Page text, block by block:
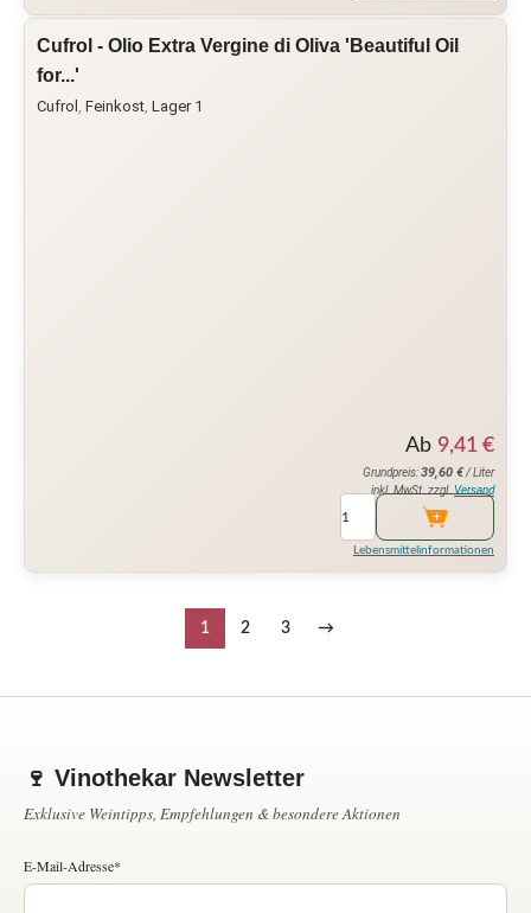
Cufrol - Olio Extra Vergine di Oliva 'Beautiful Oil
for...'
Cufrol , Feinkost, Lager 1
Ab 9,41 €
Grundpreis:39,60 €/ Liter
inkl. MwSt. zzgl. Versand
Lebensmittelinformationen
1 2 3 →
🍷 Vinothekar Newsletter
Exklusive Weintipps, Empfehlungen & besondere Aktionen
E-Mail-Adresse*